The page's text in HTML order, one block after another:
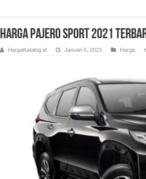
Harga Pajero Sport 2021
HargaKatalog.id Januari 5, 2023 Harga